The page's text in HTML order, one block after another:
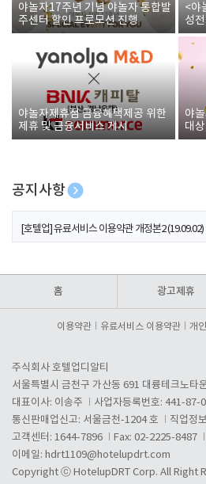
야놀자17주년 기념 야놀자 통합발
주센터 할인 프로모션 진행
<야
성
야놀자제휴점 금융혜택제공 위한
제휴 및 금융서비스 게시
야
대
폰
공지사항
[호텔업] 개인정보 처리방침 개정본1 (19.09.02)
[호텔업] 유료서비스 이용약관 개정본2 (19.09.02)
홈 광고제휴
이용약관 유료서비스 이용약관 개
주식회사 호텔업디알티
서울특별시 금천구 가산동 691 대륭테크노타
대표이사: 이송주
사업자등록번호: 441-87-
통신판매업신고: 서울금천-1204 호
직업정
고객센터: 1644-7896
Fax: 02-2225-8487
이메일: hdrt1109@hotelupdrt.com
Copyright ⓒ HotelupDRT Corp. All Right